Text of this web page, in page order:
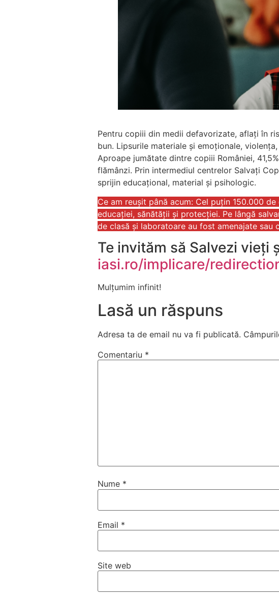
Pentru copiii din medii defavorizate, aflați în
bun. Lipsurile materiale și emoționale,
Aproape jumătate dintre copiii României,
flămânzi. Prin intermediul centrelor Salvați
sprijin educațional, material și psihologic.
Ce am reușit până acum: Cel puțin 150.000
educației, sănătății și protecției. Pe lângă
de clasă și laboratoare au fost amenajate sau
Te invităm să Salvezi vieți
iasi.ro/implicare/
Mulțumim infinit!
Lasă un răspuns
Adresa ta de email nu va fi publicată.
Comentariu *
Nume *
Email *
Site web